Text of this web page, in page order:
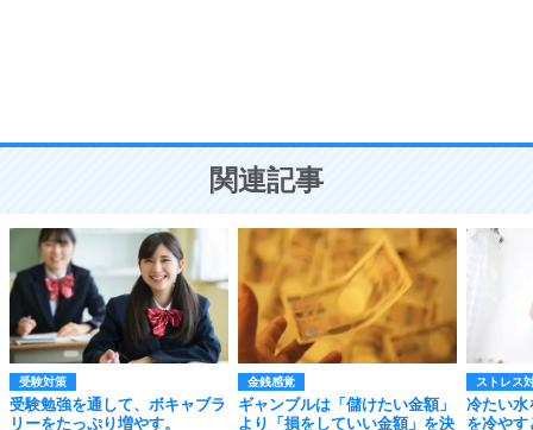
ことが大切。
関連記事
受験対策
受験勉強を通して、ボキャブラ
リーをたっぷり増やす。
金銭感覚
ギャンブルは「儲けたい金額」
より「損をしていい金額」を決
ストレス
冷たい水
を冷やす